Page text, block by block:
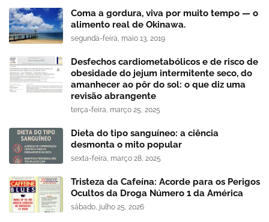
Coma a gordura, viva por muito tempo — o
alimento real de Okinawa.
segunda-feira, maio 13, 2019
Desfechos cardiometabólicos e de risco de
obesidade do jejum intermitente seco, do
amanhecer ao pôr do sol: o que diz uma
revisão abrangente
terça-feira, março 25, 2025
Dieta do tipo sanguíneo: a ciência
desmonta o mito popular
sexta-feira, março 28, 2025
Tristeza da Cafeína: Acorde para os Perigos
Ocultos da Droga Número 1 da América
sábado, julho 25, 2026